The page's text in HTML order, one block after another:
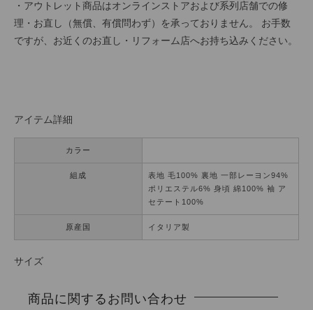
・アウトレット商品はオンラインストアおよび系列店舗での修
理・お直し（無償、有償問わず）を承っておりません。 お手数
ですが、お近くのお直し・リフォーム店へお持ち込みください。
アイテム詳細
カラー
組成
表地 毛100% 裏地 一部レーヨン94%
ポリエステル6% 身頃 綿100% 袖 ア
セテート100%
原産国 イタリア製
サイズ
商品に関するお問い合わせ